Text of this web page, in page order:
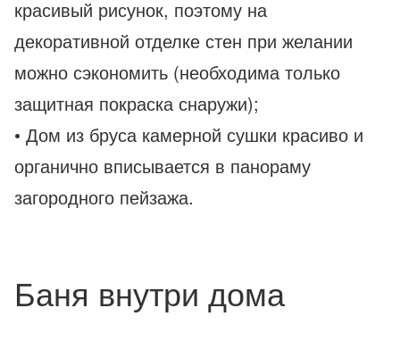
красивый рисунок, поэтому на
декоративной отделке стен при желании
можно сэкономить (необходима только
защитная покраска снаружи);
• Дом из бруса камерной сушки красиво и
органично вписывается в панораму
загородного пейзажа.
Баня внутри дома